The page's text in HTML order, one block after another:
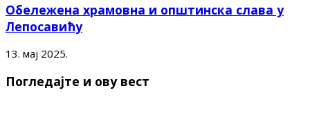
Обележена храмовна и општинска слава у
Лепосавићу
13. мај 2025.
Погледајте и ову вест